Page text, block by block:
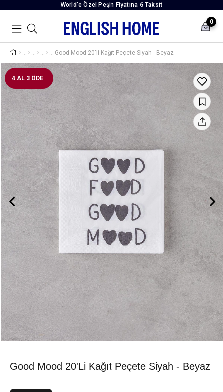
World’e Özel Peşin Fiyatına 6 Taksit
0
Good Mood 20'li Kağıt Peçete Siyah - Beyaz
4 AL 3 ÖDE
Good Mood 20'li Kağıt Peçete Siyah - Beyaz